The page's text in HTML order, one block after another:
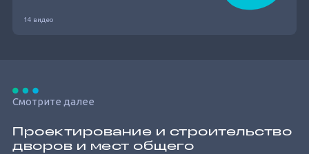
14 видео
Смотрите далее
Проектирование и строительство
дворов и мест общего